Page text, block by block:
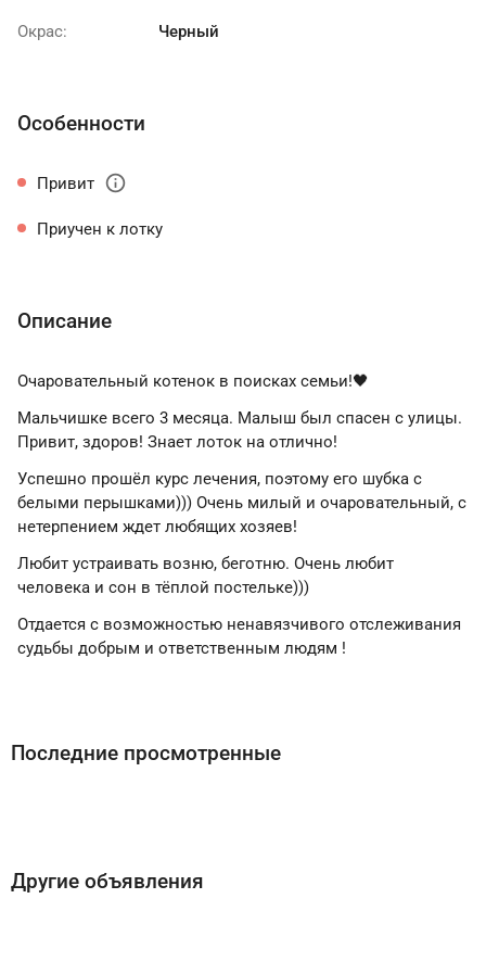
Окрас: Черный
Особенности
Привит info
Приучен к лотку
Описание
Очаровательный котенок в поисках семьи!🖤
Мальчишке всего 3 месяца. Малыш был спасен с улицы.
Привит, здоров! Знает лоток на отлично!
Успешно прошёл курс лечения, поэтому его шубка с
белыми перышками))) Очень милый и очаровательный, с
нетерпением ждет любящих хозяев!
Любит устраивать возню, беготню. Очень любит
человека и сон в тёплой постельке)))
Отдается с возможностью ненавязчивого отслеживания
судьбы добрым и ответственным людям !
Последние просмотренные
Другие объявления